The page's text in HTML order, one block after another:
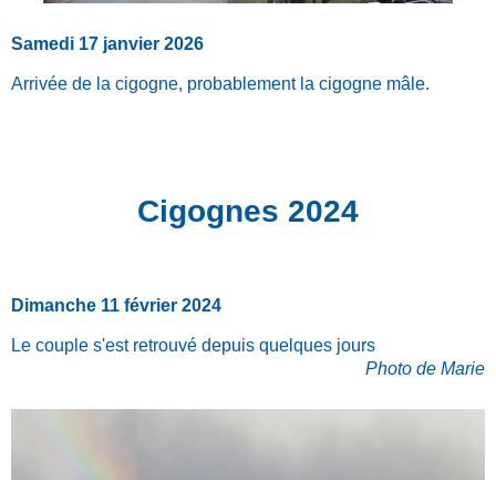
Samedi 17 janvier 2026
Arrivée de la cigogne, probablement la cigogne mâle.
Cigognes 2024
Dimanche 11 février 2024
Le couple s'est retrouvé depuis quelques jours
Photo de Marie